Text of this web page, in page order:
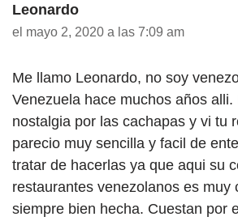
Leonardo
el mayo 2, 2020 a las 7:09 am
Me llamo Leonardo, no soy
Venezuela hace muchos años alli.
nostalgia por las cachapas y vi tu
parecio muy sencilla y facil de
tratar de hacerlas ya que aqui su
restaurantes venezolanos es muy
siempre bien hecha. Cuestan por